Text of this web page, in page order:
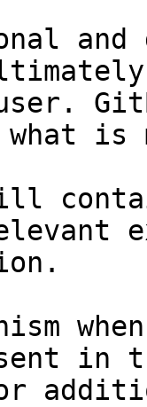
and
what
in